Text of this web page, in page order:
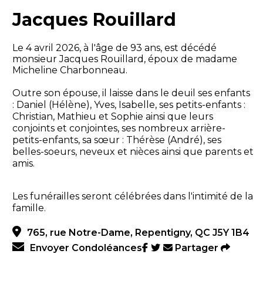
Jacques Rouillard
Le 4 avril 2026, à l'âge de 93 ans, est décédé
monsieur Jacques Rouillard, époux de madame
Micheline Charbonneau.
Outre son épouse, il laisse dans le deuil ses enfants
: Daniel (Hélène), Yves, Isabelle, ses petits-enfants :
Christian, Mathieu et Sophie ainsi que leurs
conjoints et conjointes, ses nombreux arrière-
petits-enfants, sa sœur : Thérèse (André), ses
belles-soeurs, neveux et nièces ainsi que parents et
amis.
Les funérailles seront célébrées dans l'intimité de la
famille.
765, rue Notre-Dame, Repentigny, QC J5Y 1B4
Envoyer Condoléances
Partager